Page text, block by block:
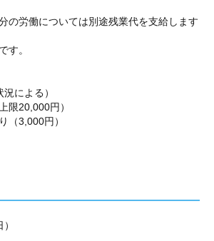
の労働については別途残業代を支給します
す。
による）
限20,000円）
（3,000円）